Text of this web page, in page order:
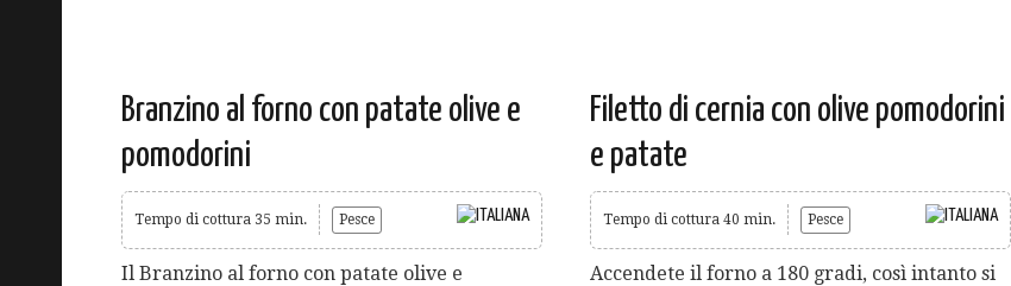
Branzino al forno con patate olive e
pomodorini
Tempo di cottura 35 min. Pesce
Il Branzino al forno con patate olive e
Filetto di cernia con olive pomodorini
e patate
Tempo di cottura 40 min. Pesce
Accendete il forno a 180 gradi, così intanto si